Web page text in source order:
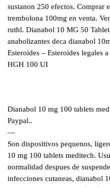
sustanon 250 efectos. Comprar
trembolona 100mg en venta.
ruthl. Dianabol 10 MG 50
anabolizantes deca dianabol
Esteroides – Esteroides legales
HGH 100 UI
Dianabol 10 mg 100 tablets
Paypal..
—
Son dispositivos pequenos,
10 mg 100 tablets meditech.
normalidad despues de
infecciones cutaneas, dianabol